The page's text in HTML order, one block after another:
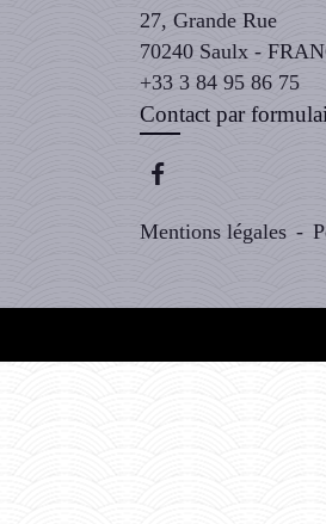
27, Grande Rue
70240 Saulx -
+33 3 84 95 86 75
Contact par
Mentions légales -